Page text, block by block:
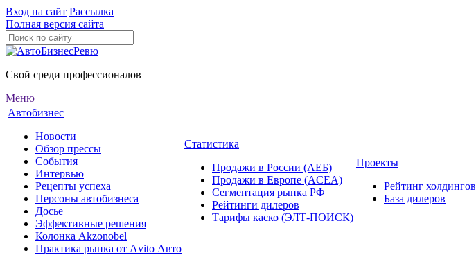
Вход на сайт Рассылка
Полная версия сайта
Свой среди профессионалов
Меню
Автобизнес
Новости
Обзор прессы
События
Интервью
Рецепты успеха
Персоны автобизнеса
Досье
Эффективные решения
Колонка Akzonobel
Практика рынка от Аvito Авто
Статистика
Продажи в России (АЕБ)
Продажи в Европе (ACEA)
Сегментация рынка РФ
Рейтинги дилеров
Тарифы каско (ЭЛТ-ПОИСК)
Проекты
Рейтинг холдингов
База дилеров